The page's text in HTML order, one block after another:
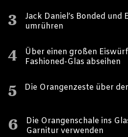
3
Jack Daniel’s Bonded und
umrühren
4
Über einen großen
Fashioned-Glas abseihen
5 Die Orangenzeste über
6
Die Orangenschale ins
Garnitur verwenden